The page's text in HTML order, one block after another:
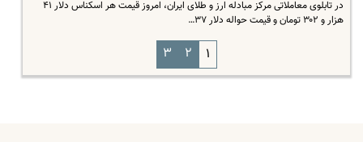
در تابلوی معاملاتی مرکز مبادله ارز و طلای ایران، امروز قیمت هر اسکناس دلار ۴۱
هزار و ۳۰۲ تومان و قیمت حواله دلار ۳۷…
۱ ۲ ۳